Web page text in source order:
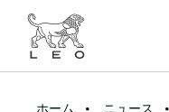
ホーム ニュース